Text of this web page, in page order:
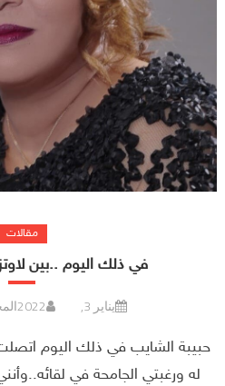
مقالات
في ذلك اليوم ..بين
يناير 3, 2022
حبيبة الشايب في ذلك اليوم
له ورغبتي الجامحة في